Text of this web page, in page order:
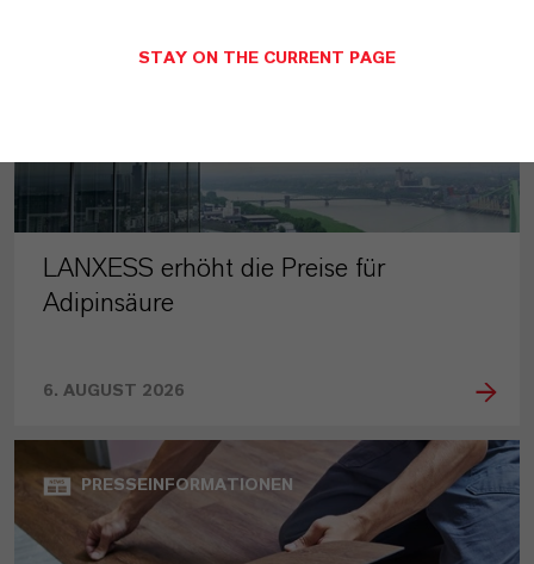
LANXESS erhöht die Preise für
Adipinsäure
6. AUGUST 2026
PRESSEINFORMATIONEN
STAY ON THE CURRENT PAGE